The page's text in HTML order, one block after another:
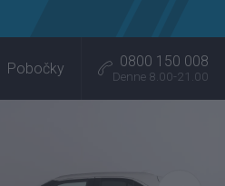
Pobočky 0800 150 008
Denne 8.00-21.00